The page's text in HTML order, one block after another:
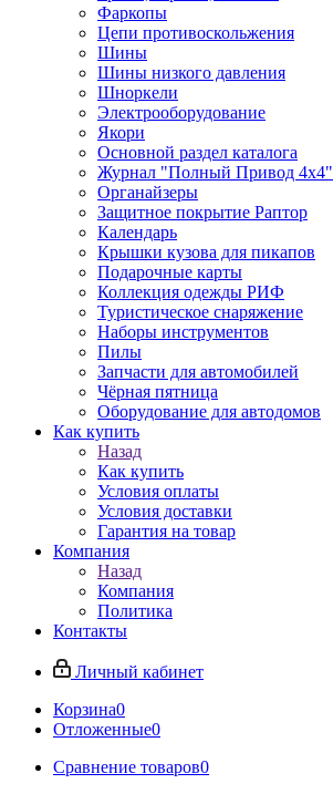
Фаркопы
Цепи противоскольжения
Шины
Шины низкого давления
Шноркели
Электрооборудование
Якори
Основной раздел каталога
Журнал "Полный Привод 4х4"
Органайзеры
Защитное покрытие Раптор
Календарь
Крышки кузова для пикапов
Подарочные карты
Коллекция одежды РИФ
Туристическое снаряжение
Наборы инструментов
Пилы
Запчасти для автомобилей
Чёрная пятница
Оборудование для автодомов
Как купить
Назад
Как купить
Условия оплаты
Условия доставки
Гарантия на товар
Компания
Назад
Компания
Политика
Контакты
Личный кабинет
Корзина0
Отложенные0
Сравнение товаров0